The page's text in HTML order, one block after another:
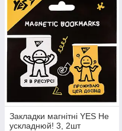
Закладки магнітні YES Не
ускладнюй! 3, 2шт